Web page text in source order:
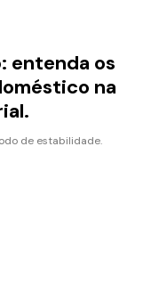
entenda os
na
de estabilidade.